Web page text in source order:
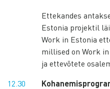
Ettekandes
Estonia projektil
Work in Estonia
millised on Work
ja ettevõtete
12.30